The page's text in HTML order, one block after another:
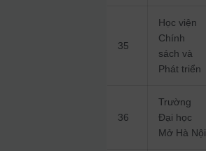
35
Học viện
Chính
sách và
Phát triển
36
Trường
Đại học
Mở Hà Nội